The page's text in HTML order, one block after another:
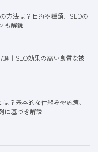
方法は？目的や種類、SEOの
も解説
選｜SEO効果の高い良質な被
は？基本的な仕組みや施策、
に基づき解説